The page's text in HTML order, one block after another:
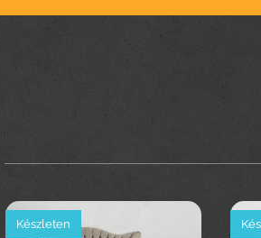
Készleten